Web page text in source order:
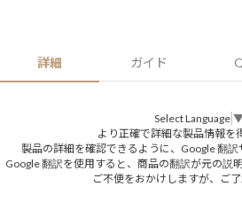
詳細 ガイド
Select Language
より正確で詳細な製品情報を
製品の詳細を確認できるように、Google 翻訳
Google 翻訳を使用すると、商品の翻訳が元の説
ご不便をおかけしますが、ご了